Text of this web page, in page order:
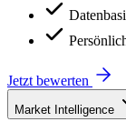
Jetzt bewerten
Market Intelligence